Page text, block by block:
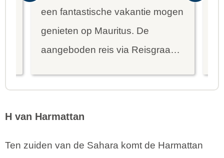
een fantastische vakantie mogen
genieten op Mauritus. De
aangeboden reis via Reisgraag
mooie dingen van het eiland te
H van Harmattan
Ten zuiden van de Sahara komt de Harmattan